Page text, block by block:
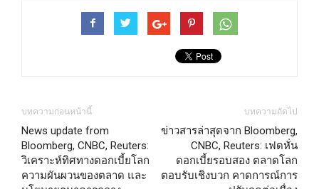
บทความก่อนหน้านี้
News update from
Bloomberg, CNBC, Reuters:
วิเคราะห์ทิศทางดอกเบี้ยโลก
ความผันผวนของตลาด และ
บทความถัดไป
ข่าวสารล่าสุดจาก Bloomberg,
CNBC, Reuters: เฟดหั่น
ดอกเบี้ยรอบสอง ตลาดโลก
ตอบรับเชิงบวก คาดการณ์การ